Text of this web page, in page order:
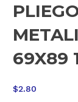
69X89
$2.80